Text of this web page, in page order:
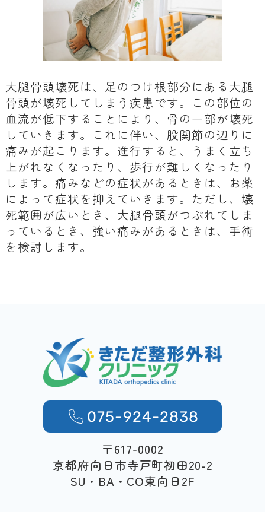
大腿骨頭壊死は、足のつけ根部分にある大腿
骨頭が壊死してしまう疾患です。この部位の
血流が低下することにより、骨の一部が壊死
していきます。これに伴い、股関節の辺りに
痛みが起こります。進行すると、うまく立ち
上がれなくなったり、歩行が難しくなったり
します。痛みなどの症状があるときは、お薬
によって症状を抑えていきます。ただし、壊
死範囲が広いとき、大腿骨頭がつぶれてしま
っているとき、強い痛みがあるときは、手術
を検討します。
075-924-2838
〒617-0002
京都府向日市寺戸町初田20-2
SU・BA・CO東向日2F